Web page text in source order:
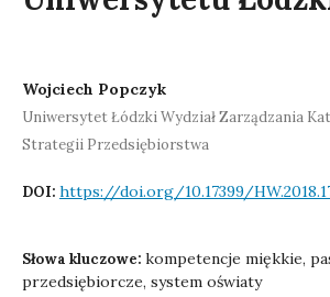
Wojciech Popczyk
Uniwersytet Łódzki Wydział Zarządzania
Strategii Przedsiębiorstwa
DOI: https://doi.org/10.17399/
Słowa kluczowe: kompetencje miękkie,
przedsiębiorcze, system oświaty